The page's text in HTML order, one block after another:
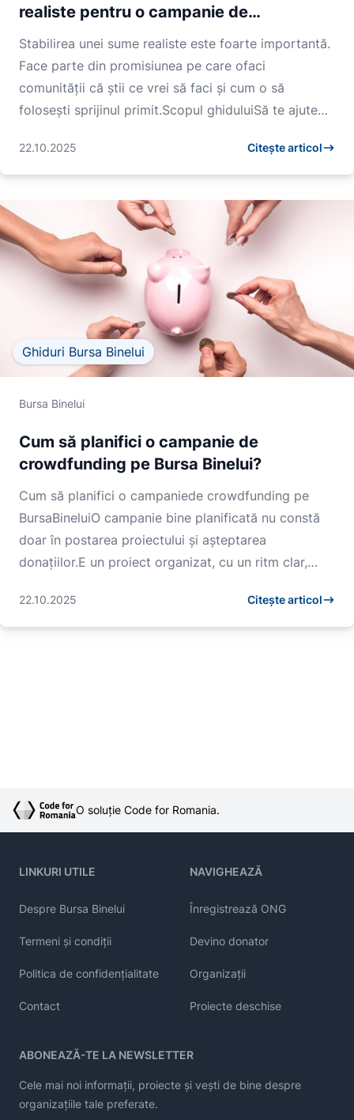
realiste pentru o campanie de
crowdfunding
Stabilirea unei sume realiste este foarte importantă.
Face parte din promisiunea pe care ofaci
comunității că știi ce vrei să faci și cum o să
folosești sprijinul primit.Scopul ghiduluiSă te ajute
22.10.2025 Citește articol
Ghiduri Bursa Binelui
Bursa Binelui
Cum să planifici o campanie de
crowdfunding pe Bursa Binelui?
Cum să planifici o campaniede crowdfunding pe
BursaBineluiO campanie bine planificată nu constă
doar în postarea proiectului și așteptarea
donațiilor.E un proiect organizat, cu un ritm clar,
22.10.2025 Citește articol
O soluție Code for Romania.
LINKURI UTILE
Despre Bursa Binelui
Termeni și condiții
Politica de confidențialitate
Contact
NAVIGHEAZĂ
Înregistrează ONG
Devino donator
Organizații
Proiecte deschise
ABONEAZĂ-TE LA NEWSLETTER
Cele mai noi informații, proiecte și vești de bine despre
organizațiile tale preferate.